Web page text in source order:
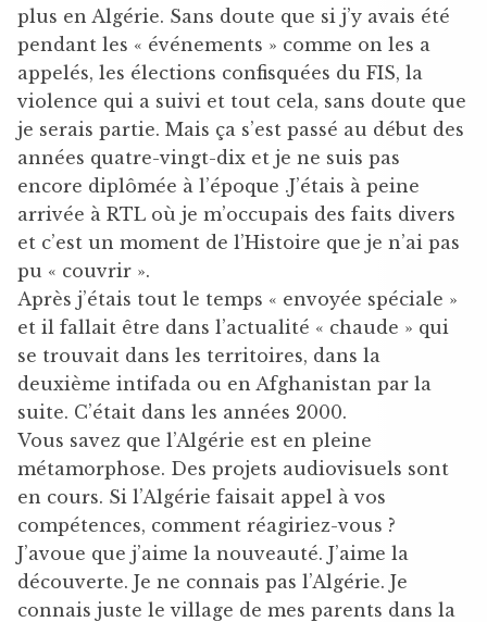
plus en Algérie. Sans doute que si j’y avais été
pendant les « événements » comme on les a
appelés, les élections confisquées du FIS, la
violence qui a suivi et tout cela, sans doute que
je serais partie. Mais ça s’est passé au début des
années quatre-vingt-dix et je ne suis pas
encore diplômée à l’époque .J’étais à peine
arrivée à RTL où je m’occupais des faits divers
et c’est un moment de l’Histoire que je n’ai pas
pu « couvrir ».
Après j’étais tout le temps « envoyée spéciale »
et il fallait être dans l’actualité « chaude » qui
se trouvait dans les territoires, dans la
deuxième intifada ou en Afghanistan par la
suite. C’était dans les années 2000.
Vous savez que l’Algérie est en pleine
métamorphose. Des projets audiovisuels sont
en cours. Si l’Algérie faisait appel à vos
compétences, comment réagiriez-vous ?
J’avoue que j’aime la nouveauté. J’aime la
découverte. Je ne connais pas l’Algérie. Je
connais juste le village de mes parents dans la